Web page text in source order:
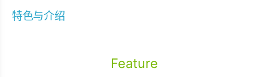
特色与介绍
Feature